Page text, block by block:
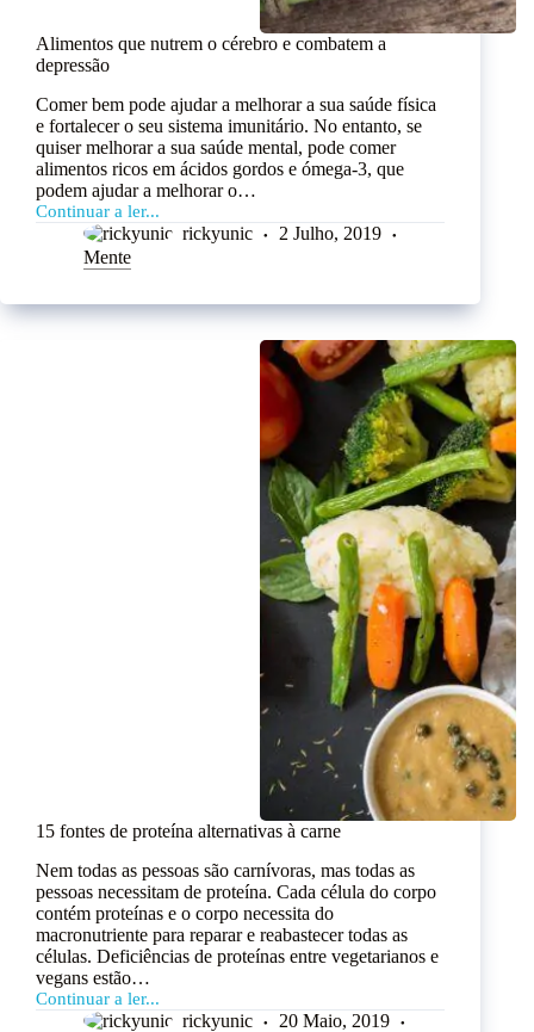
Alimentos que nutrem o cérebro e combatem a
depressão
Comer bem pode ajudar a melhorar a sua saúde física
e fortalecer o seu sistema imunitário. No entanto, se
quiser melhorar a sua saúde mental, pode comer
alimentos ricos em ácidos gordos e ómega-3, que
podem ajudar a melhorar o…
Continuar a ler...
rickyunic
2 Julho, 2019
Mente
15 fontes de proteína alternativas à carne
Nem todas as pessoas são carnívoras, mas todas as
pessoas necessitam de proteína. Cada célula do corpo
contém proteínas e o corpo necessita do
macronutriente para reparar e reabastecer todas as
células. Deficiências de proteínas entre vegetarianos e
vegans estão…
Continuar a ler...
rickyunic
20 Maio, 2019